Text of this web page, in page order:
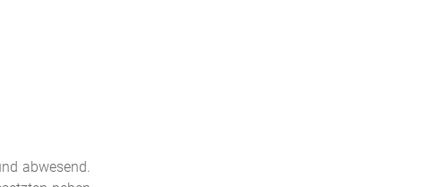
abwesend.